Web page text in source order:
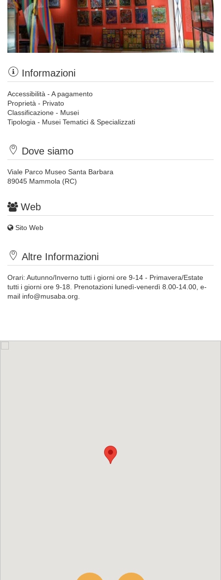
Informazioni
Accessibilità - A pagamento
Proprietà - Privato
Classificazione - Musei
Tipologia - Musei Tematici & Specializzati
Dove siamo
Viale Parco Museo Santa Barbara
89045 Mammola (RC)
Web
Sito Web
Altre Informazioni
Orari: Autunno/Inverno tutti i giorni ore 9-14 - Primavera/Estate
tutti i giorni ore 9-18. Prenotazioni lunedì-venerdì 8.00-14.00, e-
mail info@musaba.org